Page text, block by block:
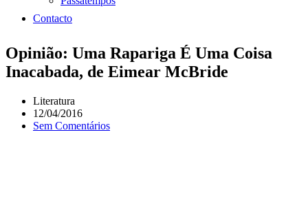
Contacto
Opinião: Uma Rapariga É Uma Coisa
Inacabada, de Eimear McBride
Literatura
12/04/2016
Sem Comentários